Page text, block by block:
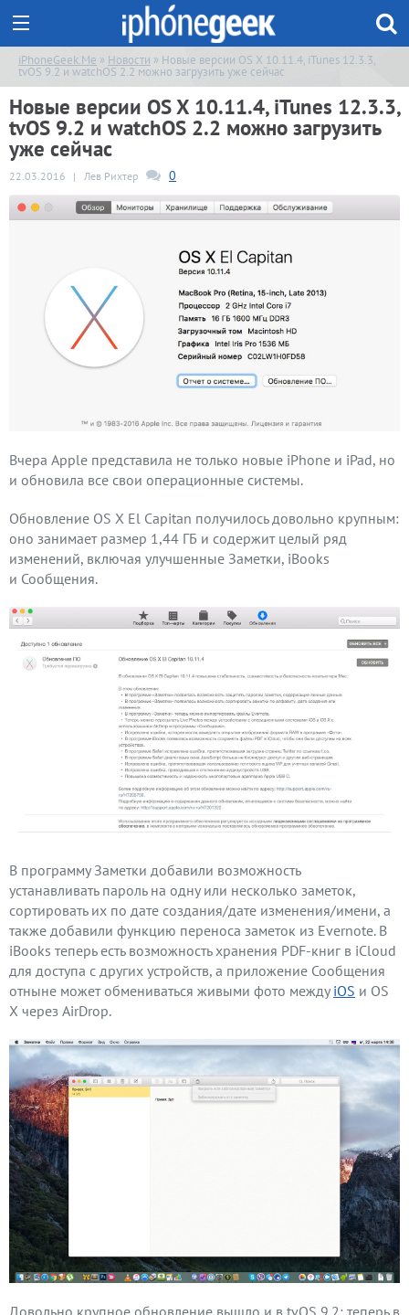
iPhoneGeek.Me » Новости » Новые версии OS X 10.11.4, iTunes 12.3.3,
tvOS 9.2 и watchOS 2.2 можно загрузить уже сейчас
Новые версии OS X 10.11.4, iTunes 12.3.3,
tvOS 9.2 и watchOS 2.2 можно загрузить
уже сейчас
22.03.2016 | Лев Рихтер 0
Вчера Apple представила не только новые iPhone и iPad, но
и обновила все свои операционные системы.
Обновление OS X El Capitan получилось довольно крупным:
оно занимает размер 1,44 ГБ и содержит целый ряд
изменений, включая улучшенные Заметки, iBooks
и Сообщения.
В программу Заметки добавили возможность
устанавливать пароль на одну или несколько заметок,
сортировать их по дате создания/дате изменения/имени, а
также добавили функцию переноса заметок из Evernote. В
iBooks теперь есть возможность хранения PDF-книг в iCloud
для доступа с других устройств, а приложение Сообщения
отныне может обмениваться живыми фото между iOS и OS
X через AirDrop.